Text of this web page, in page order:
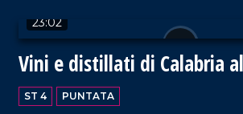
23:02
Vini e distillati di Calabria
2024
ST 4 PUNTATA